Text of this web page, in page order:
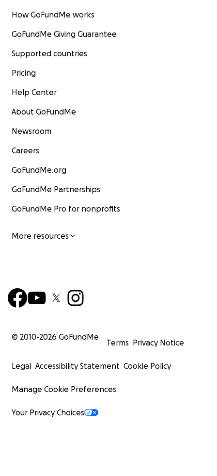
How GoFundMe works
GoFundMe Giving Guarantee
Supported countries
Pricing
Help Center
About GoFundMe
Newsroom
Careers
GoFundMe.org
GoFundMe Partnerships
GoFundMe Pro for nonprofits
More resources
© 2010-2026 GoFundMe
Terms Privacy Notice
Legal Accessibility Statement Cookie Policy
Manage Cookie Preferences
Your Privacy Choices